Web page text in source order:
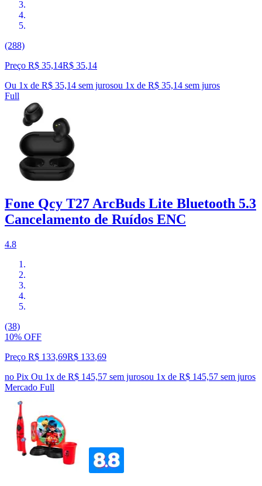
(288)
Preço R$ 35,14R$ 35,14
Ou 1x de R$ 35,14 sem jurosou 1x de R$ 35,14 sem juros
Full
Fone Qcy T27 ArcBuds Lite Bluetooth 5.3
Cancelamento de Ruídos ENC
4.8
(38)
10% OFF
Preço R$ 133,69R$ 133,69
no Pix Ou 1x de R$ 145,57 sem jurosou 1x de R$ 145,57 sem juros
Mercado Full